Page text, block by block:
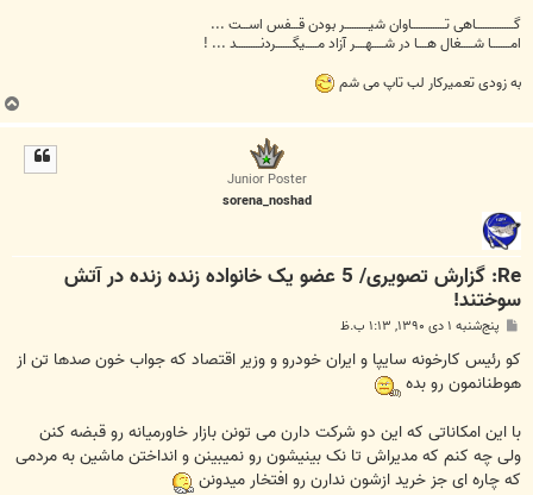
گــــــــــــــــاهی تــــــــــــــاوان شیــــــــــر بودن قـــفس اســـت ...
امــــــــا شـــــغال هــــا در شـــــهــــر آزاد مـــــیگـــــــردنــــــــــد ... !
به زودی تعمیرکار لب تاپ می شم
ب
ا
Junior Poster
sorena_noshad
Re: گزارش تصویری/ 5 عضو یک خانواده زنده زنده در آتش
سوختند!
پ
ت
پنج‌شنبه ۱ دی ۱۳۹۰, ۱:۱۳ ب.ظ
کو رئیس کارخونه سایپا و ایران خودرو و وزیر اقتصاد که جواب خون صدها تن از
هوطنانمون رو بده
با این امکاناتی که این دو شرکت دارن می تونن بازار خاورمیانه رو قبضه کنن
ولی چه کنم که مدیراش تا نک بینیشون رو نمیبینن و انداختن ماشین به مردمی
که چاره ای جز خرید ازشون ندارن رو افتخار میدونن